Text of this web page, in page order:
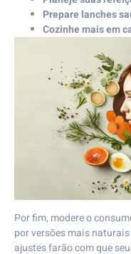
Prepare lanches
Cozinhe mais em
Por fim, modere o
por versões mais
ajustes farão com que